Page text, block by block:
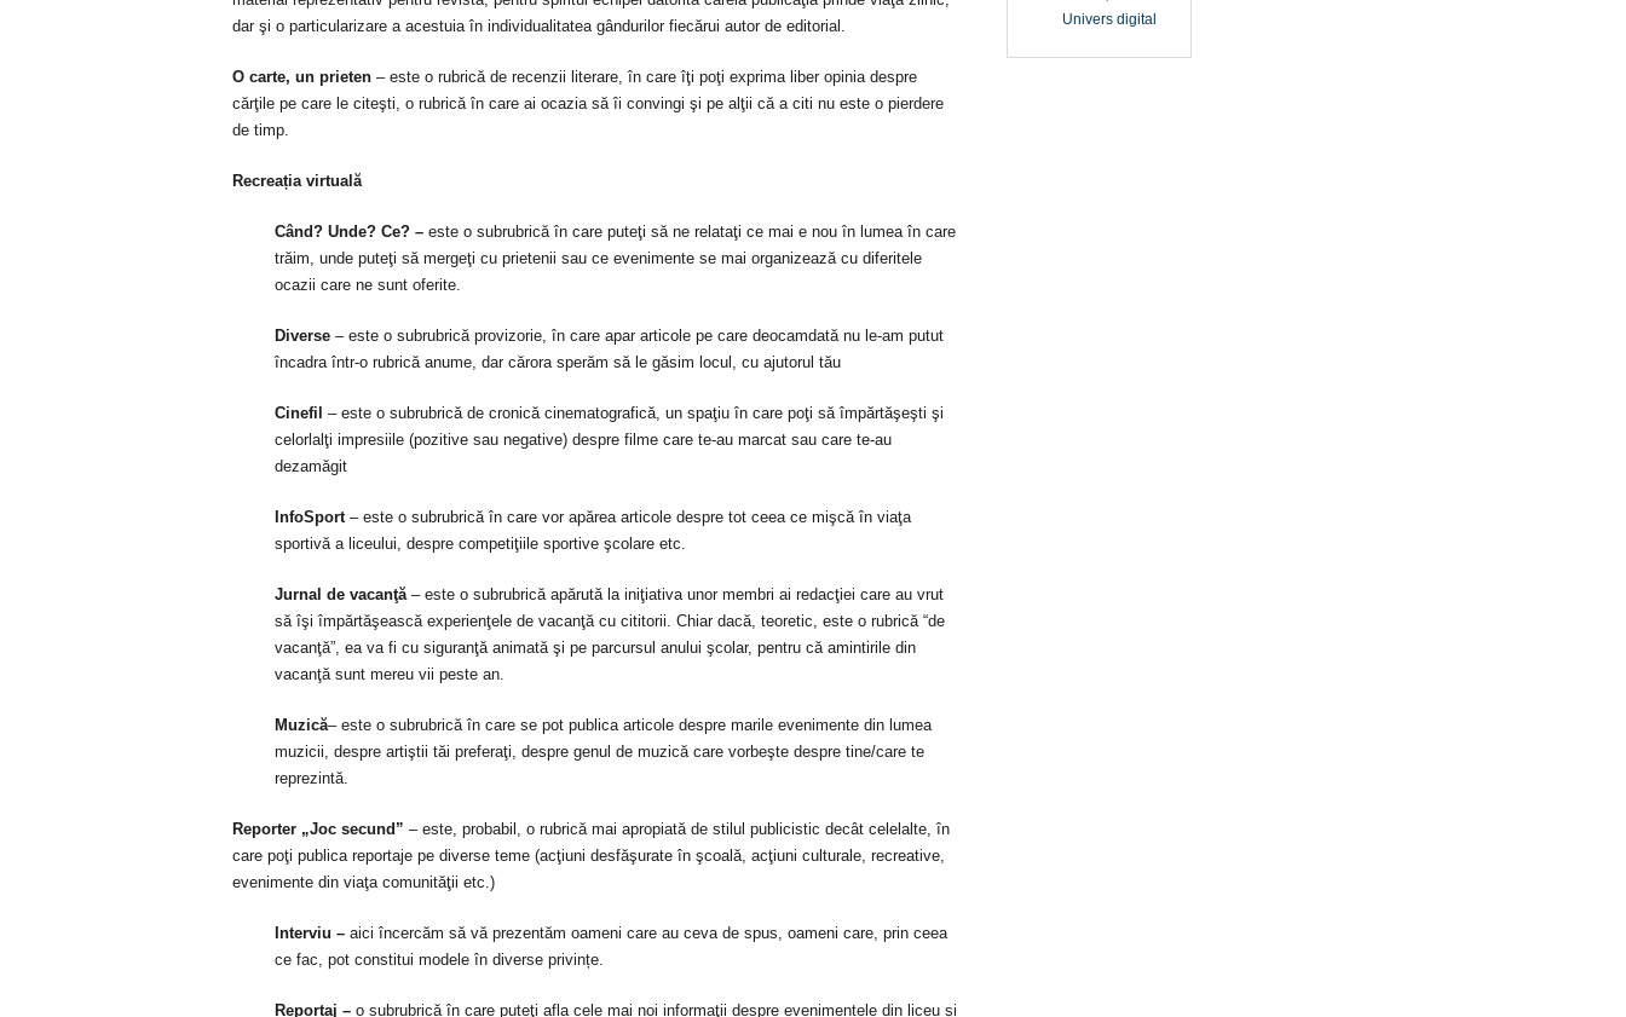
dar şi o particularizare a acestuia în individualitatea gândurilor fiecărui autor de editorial.
O carte, un prieten – este o rubrică de recenzii literare, în care îţi poţi exprima liber opinia despre
cărţile pe care le citeşti, o rubrică în care ai ocazia să îi convingi şi pe alţii că a citi nu este o pierdere
de timp.
Recreația virtuală
Când? Unde? Ce? – este o subrubrică în care puteţi să ne relataţi ce mai e nou în lumea în care
trăim, unde puteţi să mergeţi cu prietenii sau ce evenimente se mai organizează cu diferitele
ocazii care ne sunt oferite.
Diverse – este o subrubrică provizorie, în care apar articole pe care deocamdată nu le-am putut
încadra într-o rubrică anume, dar cărora sperăm să le găsim locul, cu ajutorul tău
Cinefil – este o subrubrică de cronică cinematografică, un spaţiu în care poţi să împărtăşeşti şi
celorlalţi impresiile (pozitive sau negative) despre filme care te-au marcat sau care te-au
dezamăgit
InfoSport– este o subrubrică în care vor apărea articole despre tot ceea ce mişcă în viaţa
sportivă a liceului, despre competiţiile sportive şcolare etc.
Jurnal de vacanţă– este o subrubrică apărută la iniţiativa unor membri ai redacţiei care au vrut
să îşi împărtăşească experienţele de vacanţă cu cititorii. Chiar dacă, teoretic, este o rubrică “de
vacanţă”, ea va fi cu siguranţă animată şi pe parcursul anului şcolar, pentru că amintirile din
vacanţă sunt mereu vii peste an.
Muzică– este o subrubrică în care se pot publica articole despre marile evenimente din lumea
muzicii, despre artiştii tăi preferaţi, despre genul de muzică care vorbeşte despre tine/care te
reprezintă.
Reporter „Joc secund” – este, probabil, o rubrică mai apropiată de stilul publicistic decât celelalte, în
care poţi publica reportaje pe diverse teme (acţiuni desfăşurate în şcoală, acţiuni culturale, recreative,
evenimente din viaţa comunităţii etc.)
Interviu – aici încercăm să vă prezentăm oameni care au ceva de spus, oameni care, prin ceea
ce fac, pot constitui modele în diverse privințe.
Reportaj – o subrubrică în care puteţi afla cele mai noi informaţii despre evenimentele din liceu și
Univers digital